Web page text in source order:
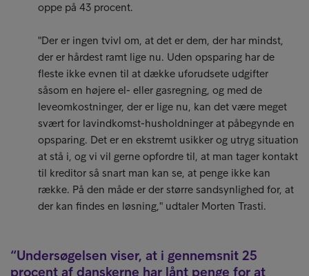
oppe på 43 procent.
"Der er ingen tvivl om, at det er dem, der har mindst,
der er hårdest ramt lige nu. Uden opsparing har de
fleste ikke evnen til at dække uforudsete udgifter
såsom en højere el- eller gasregning, og med de
leveomkostninger, der er lige nu, kan det være meget
svært for lavindkomst-husholdninger at påbegynde en
opsparing. Det er en ekstremt usikker og utryg situation
at stå i, og vi vil gerne opfordre til, at man tager kontakt
til kreditor så snart man kan se, at penge ikke kan
række. På den måde er der større sandsynlighed for, at
der kan findes en løsning," udtaler Morten Trasti.
Undersøgelsen viser, at i gennemsnit 25
procent af danskerne har lånt penge for at